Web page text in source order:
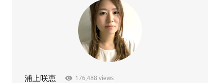
浦上咲恵 176,488 views